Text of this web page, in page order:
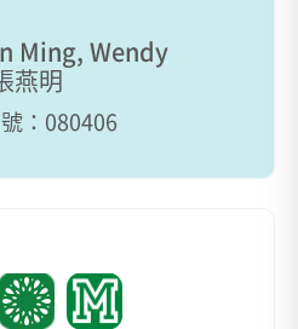
Ming, Wendy
燕明
：080406